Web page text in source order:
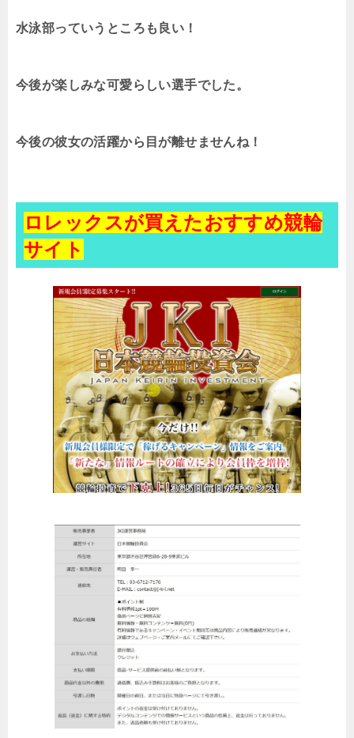
水泳部っていうところも良い！
今後が楽しみな可愛らしい選手でした。
今後の彼女の活躍から目が離せませんね！
ロレックスが買えたおすすめ競輪
サイト